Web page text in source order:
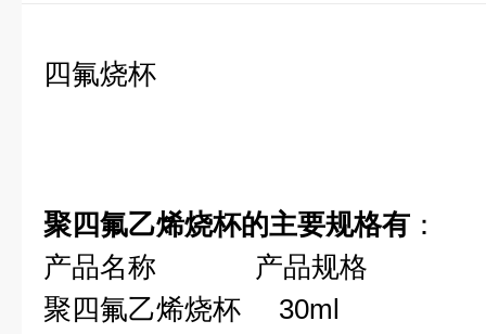
四氟烧杯
聚四氟乙烯烧杯的主要规格有 ：
产品名称 产品规格
聚四氟乙烯烧杯 30ml